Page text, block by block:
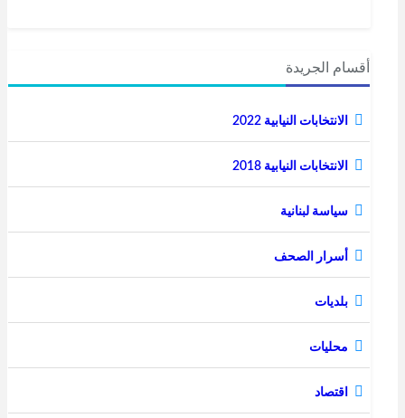
أقسام الجريدة
الانتخابات النيابية 2022
الانتخابات النيابية 2018
سياسة لبنانية
أسرار الصحف
بلديات
محليات
اقتصاد